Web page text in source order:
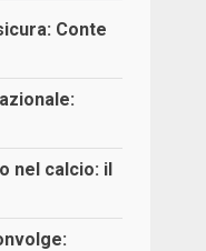
Conte
nel calcio: il